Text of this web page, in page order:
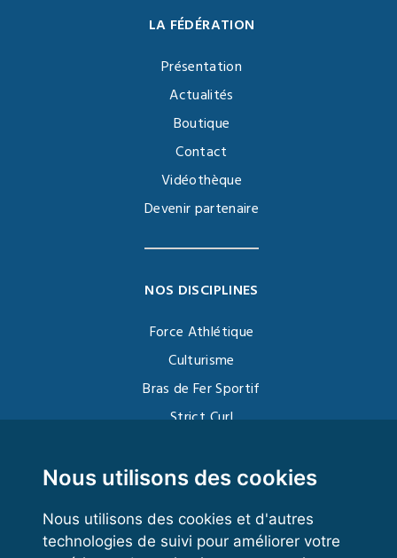
Nous utilisons des cookies
Nous utilisons des cookies et d'autres
technologies de suivi pour améliorer votre
LA FÉDÉRATION
Présentation
Actualités
Boutique
Contact
Vidéothèque
Devenir partenaire
NOS DISCIPLINES
Force Athlétique
Culturisme
Bras de Fer Sportif
Strict Curl
Kettlebell